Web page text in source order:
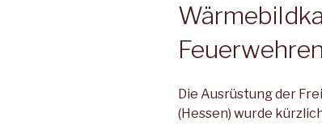
Die Ausrüstung der
(Hessen) wurde